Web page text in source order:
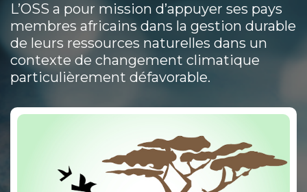
L’OSS a pour mission d’appuyer ses pays
membres africains dans la gestion durable
de leurs ressources naturelles dans un
contexte de changement climatique
particulièrement défavorable.